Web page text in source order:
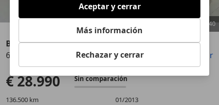
Anterior
40
BMW Active Hybrid 7
640d
Guardar Compartir
€ 28.990 Sin comparación
136.500 km
01/2013
Aceptar y cerrar
Más información
Rechazar y cerrar